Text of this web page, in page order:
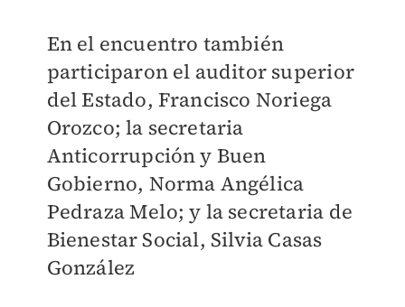
En el encuentro también
participaron el auditor superior
del Estado, Francisco Noriega
Orozco; la secretaria
Anticorrupción y Buen
Gobierno, Norma Angélica
Pedraza Melo; y la secretaria de
Bienestar Social, Silvia Casas
González